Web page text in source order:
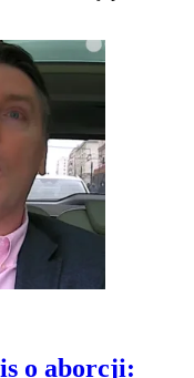
o aborcji: